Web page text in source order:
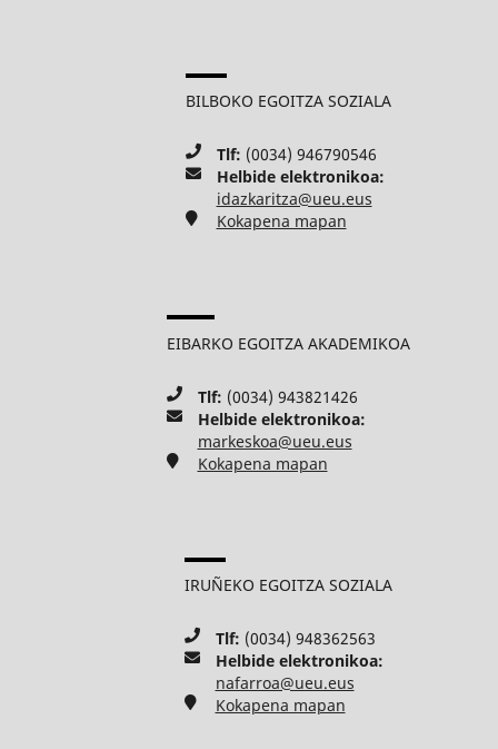
BILBOKO EGOITZA SOZIALA
Tlf: (0034) 946790546
Helbide elektronikoa:
idazkaritza@ueu.eus
Kokapena mapan
EIBARKO EGOITZA AKADEMIKOA
Tlf: (0034) 943821426
Helbide elektronikoa:
markeskoa@ueu.eus
Kokapena mapan
IRUÑEKO EGOITZA SOZIALA
Tlf: (0034) 948362563
Helbide elektronikoa:
nafarroa@ueu.eus
Kokapena mapan